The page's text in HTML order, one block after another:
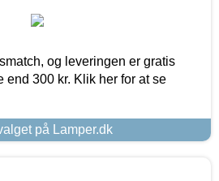
og leveringen er gratis
end 300 kr. Klik her for at se
på Lamper.dk